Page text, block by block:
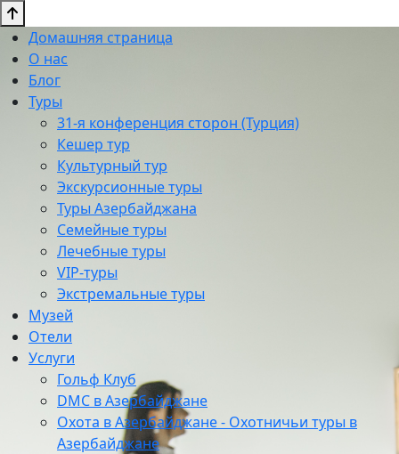
Домашняя страница
О нас
Блог
Туры
31-я конференция сторон (Турция)
Кешер тур
Культурный тур
Экскурсионные туры
Туры Азербайджана
Семейные туры
Лечебные туры
VIP-туры
Экстремальные туры
Музей
Отели
Услуги
Гольф Клуб
DMC в Азербайджане
Охота в Азербайджане - Охотничьи туры в
Азербайджане